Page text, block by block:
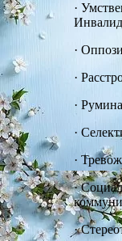
·
·
·
·
·
·
·
·